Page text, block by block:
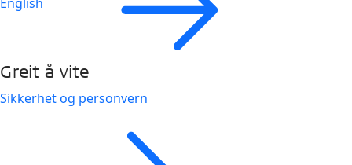
English
Greit å vite
Sikkerhet og personvern